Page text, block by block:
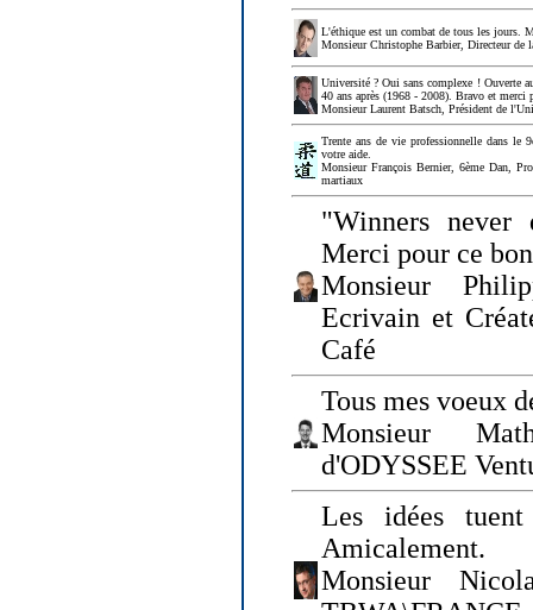
L'éthique est un combat de tous les jours.
Monsieur Christophe Barbier, Directeur de
Université ? Oui sans complexe ! Ouverte
40 ans après (1968 - 2008). Bravo et merci
Monsieur Laurent Batsch, Président de
Trente ans de vie professionnelle dans le
votre aide.
Monsieur François Bernier, 6ème Dan,
martiaux
"Winners
Merci pour ce
Monsieur
Ecrivain et
Café
Tous mes voeux
Monsieur
d'ODYSSEE
Les idées
Amicalement.
Monsieur